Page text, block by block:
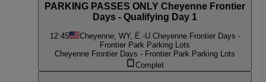
PARKING PASSES ONLY Cheyenne Frontier
Days - Qualifying Day 1
12:45 Cheyenne, WY, É.-U.Cheyenne Frontier Days -
Frontier Park Parking Lots
Cheyenne Frontier Days - Frontier Park Parking Lots
Complet